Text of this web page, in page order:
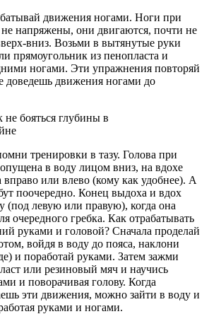
движения ногами. Ноги при
напряжены, они двигаются, почти не
вниз. Возьми в вытянутые руки
прямоугольник из пенопласта и
ногами. Эти упражнения повторяй
доведешь движения ногами до
тренировки в тазу. Голова при
в воду лицом вниз, на вдохе
вправо или влево (кому как удобнее). А
поочередно. Конец выдоха и вдох
(под левую или правую), когда она
очередного гребка. Как отрабатывать
руками и головой? Сначала проделай
войдя в воду до пояса, наклони
и поработай руками. Затем зажми
или резиновый мяч и научись
и поворачивая голову. Когда
эти движения, можно зайти в воду и
руками и ногами.